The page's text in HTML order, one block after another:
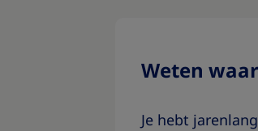
Weten
Je hebt